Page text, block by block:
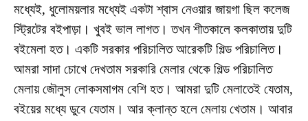
মধ্যেই, ধুলোময়লার মধ্যেই একটা শ্বাস নেওয়ার জায়গা ছিল কলেজ
স্ট্রিটের ব‌ইপাড়া। খুবই ভাল লাগত। তখন শীতকালে কলকাতায় দুটি
ব‌ইমেলা হত। একটি সরকার পরিচালিত আরেকটি গিল্ড পরিচালিত।
আমরা সাদা চোখে দেখতাম সরকারি মেলার থেকে গিল্ড পরিচালিত
মেলায় জৌলুস লোকসমাগম বেশি হত। আমরা দুটি মেলাতেই যেতাম,
ব‌ইয়ের মধ্যে ডুবে যেতাম। আর ক্লান্ত হলে মেলায় খেতাম। আবার